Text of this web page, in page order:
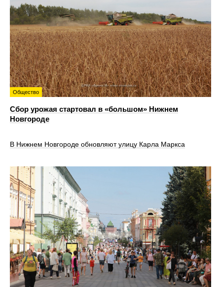
Общество
Сбор урожая стартовал в «большом» Нижнем
Новгороде
В Нижнем Новгороде обновляют улицу Карла Маркса